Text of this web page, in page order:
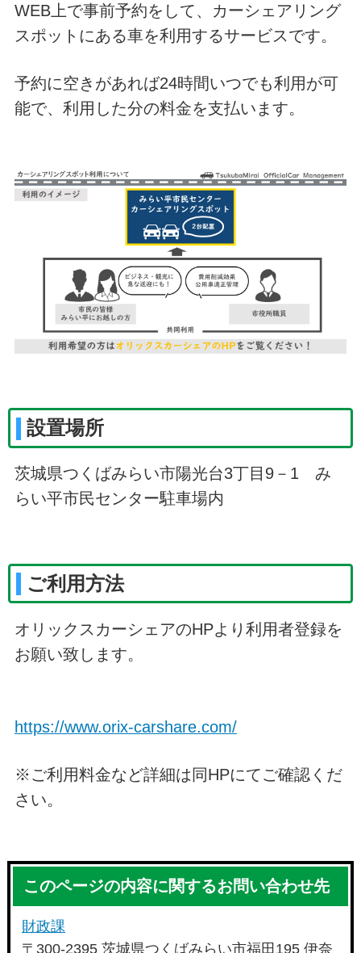
WEB上で事前予約をして、カーシェアリング
スポットにある車を利用するサービスです。
予約に空きがあれば24時間いつでも利用が可
能で、利用した分の料金を支払います。
設置場所
茨城県つくばみらい市陽光台3丁目9－1 み
らい平市民センター駐車場内
ご利用方法
オリックスカーシェアのHPより利用者登録を
お願い致します。
https://www.orix-carshare.com/
※ご利用料金など詳細は同HPにてご確認くだ
さい。
このページの内容に関するお問い合わせ先
財政課
〒300-2395 茨城県つくばみらい市福田195 伊奈